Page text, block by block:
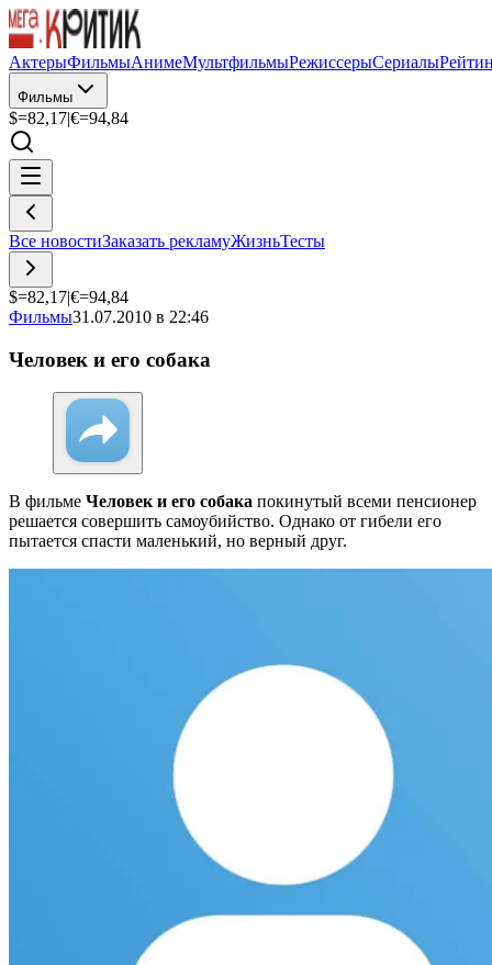
АктерыФильмыАнимеМультфильмыРежиссерыСериалы
Фильмы
$=82,17|€=94,84
Все новостиЗаказать рекламуЖизньТесты
$=82,17|€=94,84
Фильмы31.07.2010 в 22:46
Человек и его собака
В фильме Человек и его собака покинутый всеми пенсионер
решается совершить самоубийство. Однако от гибели его
пытается спасти маленький, но верный друг.